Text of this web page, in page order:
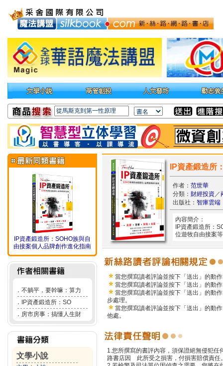
IP資產鍛造所：SOHO族與自
由接案個人品牌創作進化指南
． 不躺平，要幹嘛：算力
．
IP資產鍛造所：SO
． 房市房事：搞懂人生財
文學小說
IP資產鍛造所
作者： 范世華
分類： 財經投資／
出版社： 智庫雲端
內容簡介：
IP資產鍛造所：
位遊牧自由接案
當您撰寫讀者評論並按下「送出」的動
當您撰寫讀者評論並按下「送出」的動
當您撰寫讀者評論並按下「送出」的動
步處理。
當您撰寫讀者評論並按下「送出」的動
他處。
1.您所撰寫的書評內容，須保證絕無侵犯
路書店因 此所受之損害，付損害賠償責任